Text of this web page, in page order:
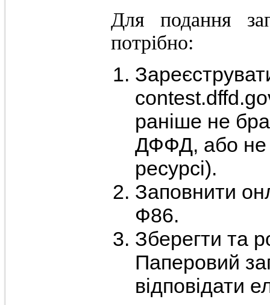
Для подання
потрібно:
раніше не
ДФФД, або не
ресурсі).
Заповнити
Ф86.
Зберегти та
Паперовий
відповідати